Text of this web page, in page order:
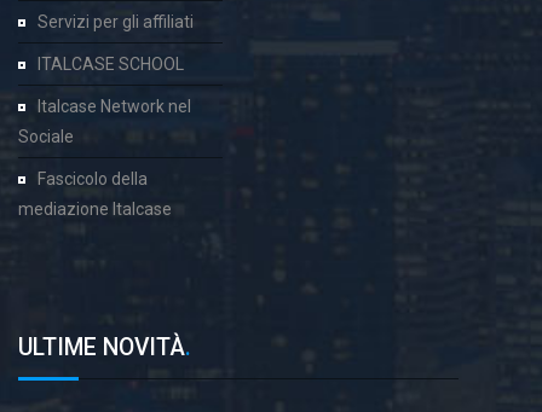
Servizi per gli affiliati
ITALCASE SCHOOL
Italcase Network nel
Sociale
Fascicolo della
mediazione Italcase
ULTIME NOVITÀ.